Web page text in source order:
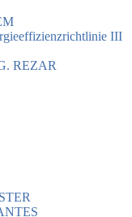
III
REZAR